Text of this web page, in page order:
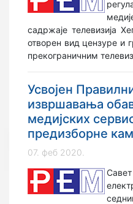
садржаје телевизија
отворен вид цензуре и
прекограничним
Усвојен
извршавања
медијских
предизборне
07. феб 2020.